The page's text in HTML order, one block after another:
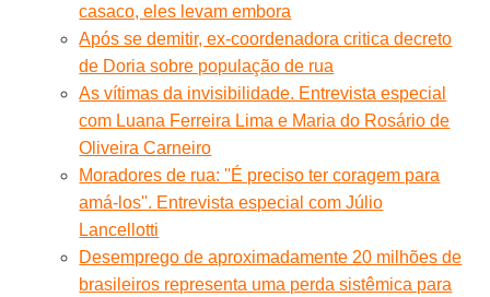
casaco, eles levam embora
Após se demitir, ex-coordenadora critica decreto
de Doria sobre população de rua
As vítimas da invisibilidade. Entrevista especial
com Luana Ferreira Lima e Maria do Rosário de
Oliveira Carneiro
Moradores de rua: ''É preciso ter coragem para
amá-los''. Entrevista especial com Júlio
Lancellotti
Desemprego de aproximadamente 20 milhões de
brasileiros representa uma perda sistêmica para